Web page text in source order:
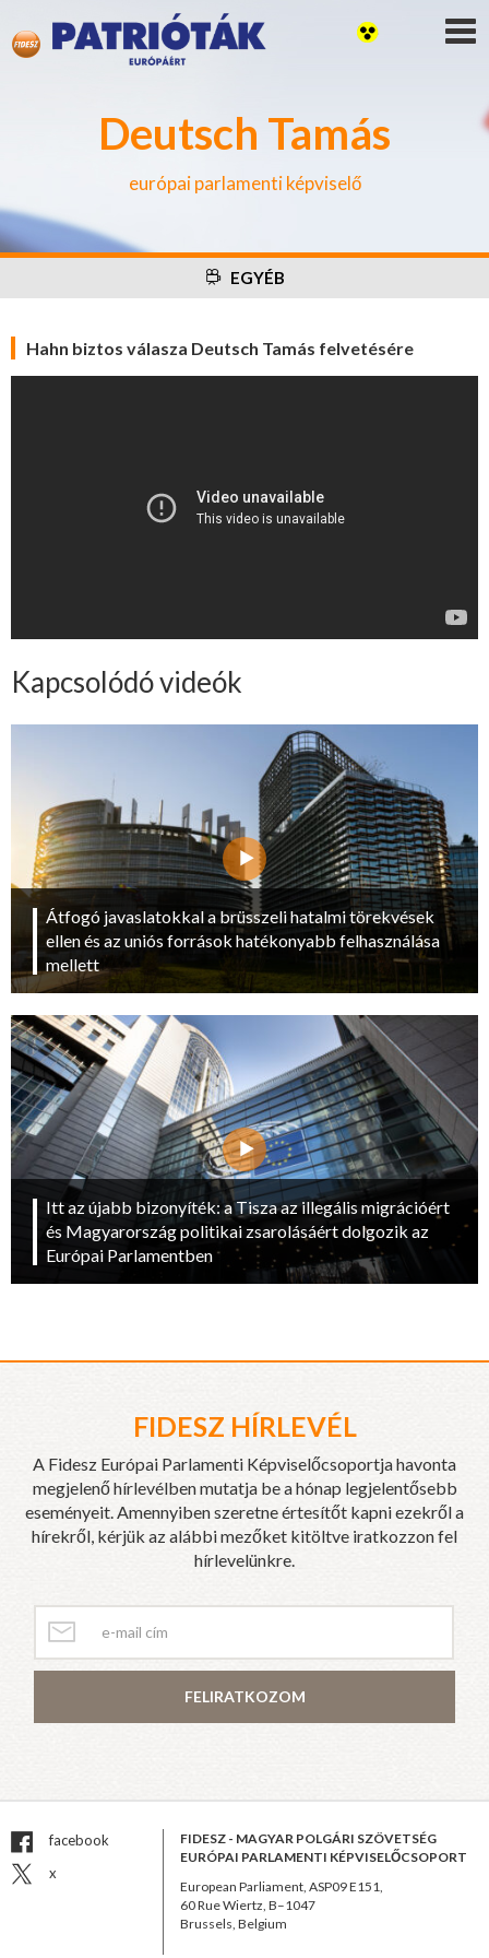
Deutsch Tamás
európai parlamenti képviselő
EGYÉB
Hahn biztos válasza Deutsch Tamás felvetésére
Kapcsolódó videók
Átfogó javaslatokkal a brüsszeli hatalmi törekvések
ellen és az uniós források hatékonyabb felhasználása
mellett
Itt az újabb bizonyíték: a Tisza az illegális migrációért
és Magyarország politikai zsarolásáért dolgozik az
Európai Parlamentben
FIDESZ HÍRLEVÉL
A Fidesz Európai Parlamenti Képviselőcsoportja havonta
megjelenő hírlevélben mutatja be a hónap legjelentősebb
eseményeit. Amennyiben szeretne értesítőt kapni ezekről a
hírekről, kérjük az alábbi mezőket kitöltve iratkozzon fel
hírlevelünkre.
FELIRATKOZOM
facebook
x
FIDESZ - MAGYAR POLGÁRI SZÖVETSÉG
EURÓPAI PARLAMENTI KÉPVISELŐCSOPORT
European Parliament, ASP09 E151,
60 Rue Wiertz, B–1047
Brussels, Belgium